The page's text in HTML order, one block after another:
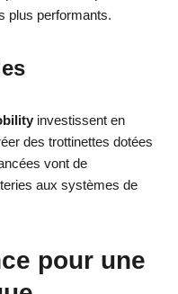
plus performants.
investissent en
des trottinettes dotées
vont de
aux systèmes de
pour une